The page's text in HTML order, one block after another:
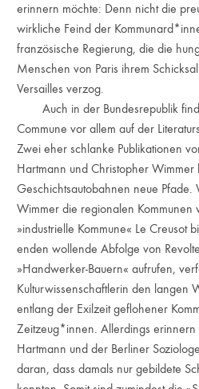
erinnern möchte: Denn nicht die
wirkliche Feind der
französische Regierung, die die
Menschen von Paris ihrem
Versailles verzog.
Auch in der Bundesrepublik
Commune vor allem auf der
Zwei eher schlanke Publikationen
Hartmann und Christopher Wimmer
Geschichtsautobahnen neue
Wimmer die regionalen Kommunen
»industrielle Kommune« Le Creusot
enden wollende Abfolge von
»Handwerker-Bauern« aufrufen,
Kulturwissenschaftlerin den langen
entlang der Exilzeit geflohener
Zeitzeug*innen. Allerdings
Hartmann und der Berliner
daran, dass damals nur gebildete